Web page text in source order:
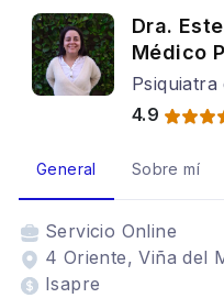
Dra.
Médico
Psiquiatra
4.9
General Sobre mí
Servicio Online
4 Oriente, Viña del
Isapre